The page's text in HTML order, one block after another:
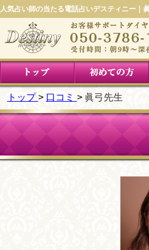
人気占い師の当たる電話占いデスティニー｜
トップ 口コミ 眞弓先生